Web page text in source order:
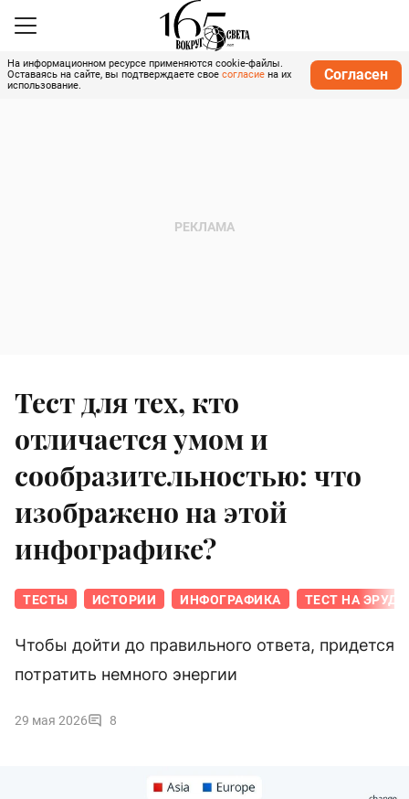
На информационном ресурсе применяются cookie-файлы.
Оставаясь на сайте, вы подтверждаете свое согласие на их
использование.
Согласен
Тест для тех, кто
отличается умом и
сообразительностью: что
изображено на этой
инфографике?
ТЕСТЫ ИСТОРИИ ИНФОГРАФИКА ТЕСТ НА
Чтобы дойти до правильного ответа, придется
потратить немного энергии
29 мая 2026 8